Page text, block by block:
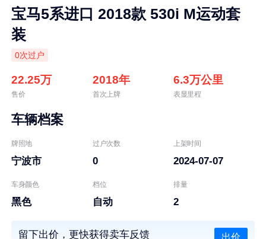
宝马5系进口 2018款 530i M运动套
装
0次过户
22.25万
售价
2018年
首次上牌
6.3万公里
表显里程
车辆档案
牌照地
宁波市
过户次数
0
上架时间
2024-07-07
车身颜色
黑色
档位
自动
排量
2
留下出价，更快获得卖车反馈